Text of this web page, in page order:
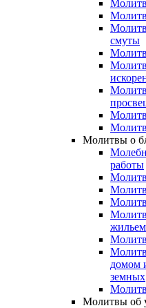
смуты
Молитвы о
работы
домом
земных
Молитвы об